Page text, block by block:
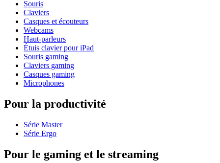
Souris
Claviers
Casques et écouteurs
Webcams
Haut-parleurs
Étuis clavier pour iPad
Souris gaming
Claviers gaming
Casques gaming
Microphones
Pour la productivité
Série Master
Série Ergo
Pour le gaming et le streaming